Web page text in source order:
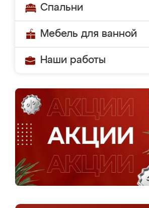
Спальни
Мебель для ванной
Наши работы